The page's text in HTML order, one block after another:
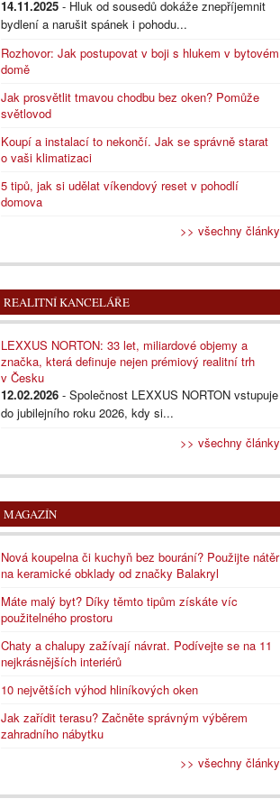
14.11.2025 - Hluk od sousedů dokáže znepříjemnit
bydlení a narušit spánek i pohodu...
Rozhovor: Jak postupovat v boji s hlukem v bytovém
domě
Jak prosvětlit tmavou chodbu bez oken? Pomůže
světlovod
Koupí a instalací to nekončí. Jak se správně starat
o vaši klimatizaci
5 tipů, jak si udělat víkendový reset v pohodlí
domova
>> všechny články
REALITNÍ KANCELÁŘE
LEXXUS NORTON: 33 let, miliardové objemy a
značka, která definuje nejen prémiový realitní trh
v Česku
12.02.2026 - Společnost LEXXUS NORTON vstupuje
do jubilejního roku 2026, kdy si...
>> všechny články
MAGAZÍN
Nová koupelna či kuchyň bez bourání? Použijte nátěr
na keramické obklady od značky Balakryl
Máte malý byt? Díky těmto tipům získáte víc
použitelného prostoru
Chaty a chalupy zažívají návrat. Podívejte se na 11
nejkrásnějších interiérů
10 největších výhod hliníkových oken
Jak zařídit terasu? Začněte správným výběrem
zahradního nábytku
>> všechny články